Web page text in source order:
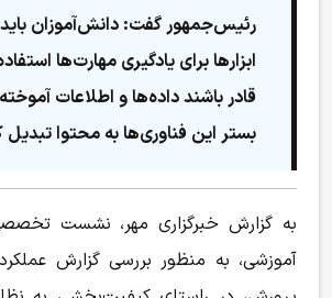
رئیس‌جمهور گفت: دانش‌آموزان
ابزارها برای یادگیری مهارت‌ها
قادر باشند داده‌ها و اطلاعات
بستر این فناوری‌ها به محتوا تبدیل
به گزارش خبرگزاری مهر، نشست
آموزشی، به منظور بررسی گزارش